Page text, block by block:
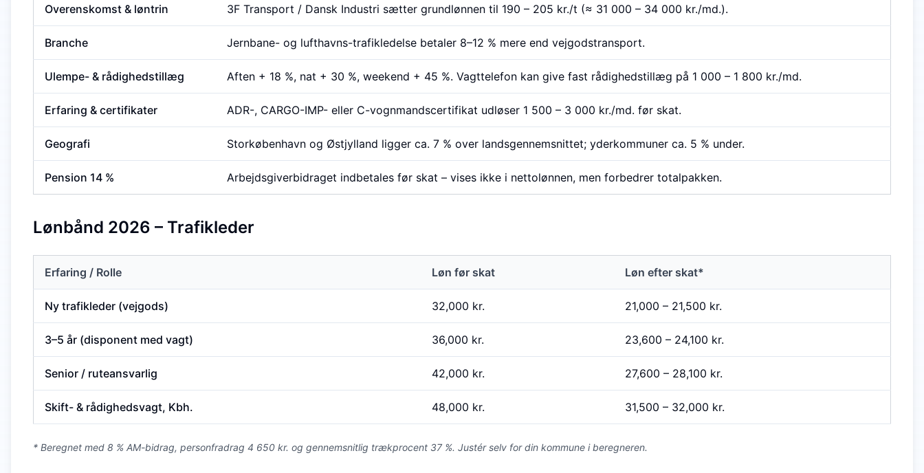
Overenskomst & løntrin 3F Transport / Dansk Industri sætter grundlønnen til 190 – 205 kr./t (≈ 31 000 – 34 000 kr./md.).
Branche Jernbane- og lufthavns-trafikledelse betaler 8–12 % mere end vejgodstransport.
Ulempe- & rådighedstillæg Aften + 18 %, nat + 30 %, weekend + 45 %. Vagttelefon kan give fast rådighedstillæg på 1 000 – 1 800 kr./md.
Erfaring & certifikater ADR-, CARGO-IMP- eller C-vognmandscertifikat udløser 1 500 – 3 000 kr./md. før skat.
Geografi Storkøbenhavn og Østjylland ligger ca. 7 % over landsgennemsnittet; yderkommuner ca. 5 % under.
Pension 14 % Arbejdsgiverbidraget indbetales før skat – vises ikke i nettolønnen, men forbedrer totalpakken.
Lønbånd 2026 – Trafikleder
Erfaring / Rolle Løn før skat Løn efter skat*
Ny trafikleder (vejgods) 32,000 kr. 21,000 – 21,500 kr.
3–5 år (disponent med vagt) 36,000 kr. 23,600 – 24,100 kr.
Senior / ruteansvarlig 42,000 kr. 27,600 – 28,100 kr.
Skift- & rådighedsvagt, Kbh. 48,000 kr. 31,500 – 32,000 kr.
* Beregnet med 8 % AM-bidrag, personfradrag 4 650 kr. og gennemsnitlig trækprocent 37 %. Justér selv for din kommune i beregneren.